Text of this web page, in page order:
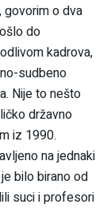
govorim o dva
do
kadrova,
sudbeno
Nije to nešto
državno
iz 1990.
na jednaki
bilo birano od
suci i profesori